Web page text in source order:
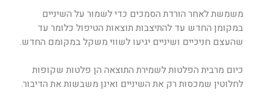
משמשת לאחר הורדת הסמכים כדי לשמור על השיניים
במקומן החדש עד להתיצבות תוצאות הטיפול כלומר עד
שהעצם חניכיים ושיניים יגיעו לשווי משקל במקומם החדש.
כיום מרבית הפלטות לשמירת התוצאה הן פלטות שקופות
לחלוטין שמכסות רק את השיניים ואינן משבשות את הדיבור.